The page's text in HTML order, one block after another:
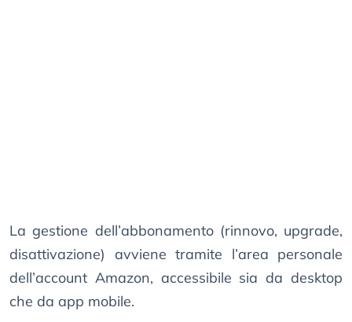
La gestione dell’abbonamento (rinnovo, upgrade,
disattivazione) avviene tramite l’area personale
dell’account Amazon, accessibile sia da desktop
che da app mobile.